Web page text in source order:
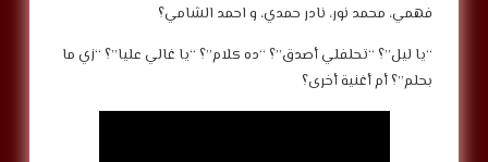
فهمي، محمد نور، نادر حمدي، و احمد الشامي؟
“يا ليل”؟ “تحلفلي أصدق”؟ “ده كلام”؟ “يا غالي عليا”؟ “زي ما
بحلم”؟ أم أغنية أخرى؟